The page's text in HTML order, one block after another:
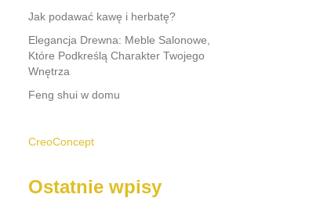
Jak podawać kawę i herbatę?
Elegancja Drewna: Meble Salonowe,
Które Podkreślą Charakter Twojego
Wnętrza
Feng shui w domu
CreoConcept
Ostatnie wpisy